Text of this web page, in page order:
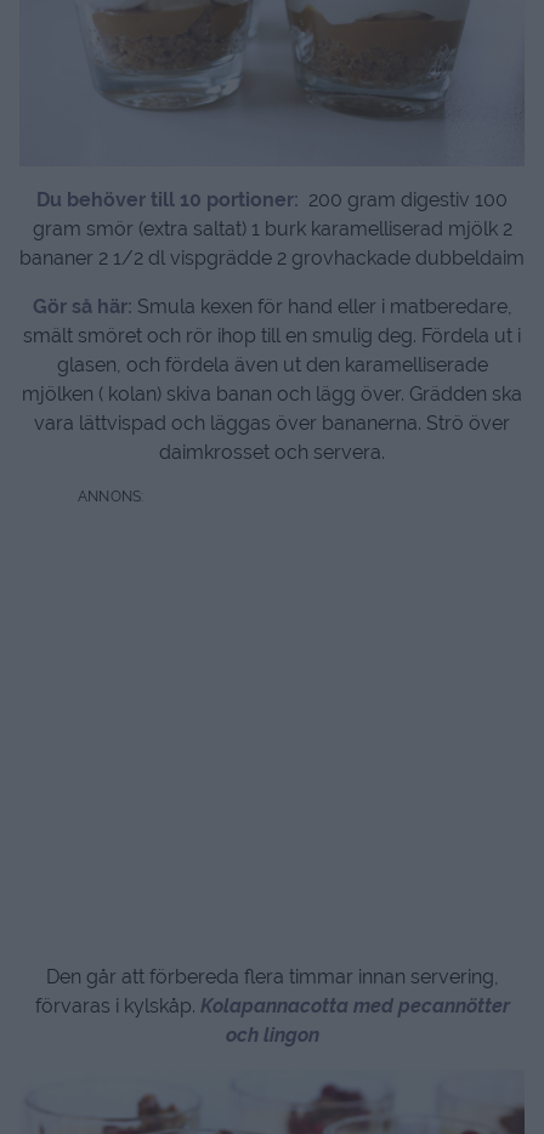
Du behöver till 10 portioner: 200 gram digestiv 100
gram smör (extra saltat) 1 burk karamelliserad mjölk 2
bananer 2 1/2 dl vispgrädde 2 grovhackade dubbeldaim
Gör så här: Smula kexen för hand eller i matberedare,
smält smöret och rör ihop till en smulig deg. Fördela ut i
glasen, och fördela även ut den karamelliserade
mjölken ( kolan) skiva banan och lägg över. Grädden ska
vara lättvispad och läggas över bananerna. Strö över
daimkrosset och servera.
Den går att förbereda flera timmar innan servering,
förvaras i kylskåp. Kolapannacotta med pecannötter
och lingon